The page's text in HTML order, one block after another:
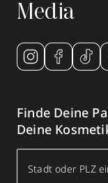
Media
Finde Deine
Deine